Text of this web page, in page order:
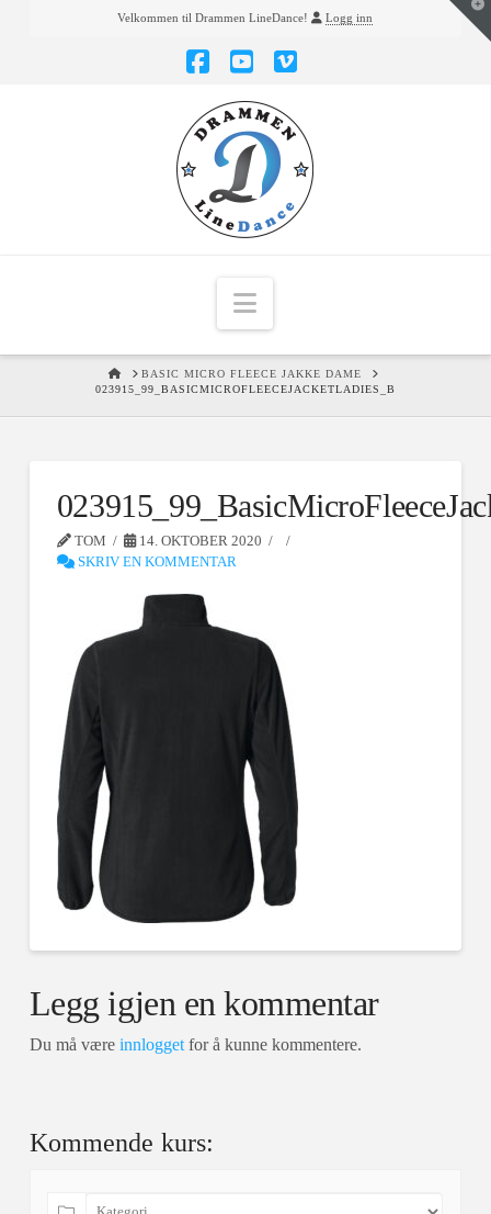
Velkommen til Drammen LineDance! Logg inn
Navigation
HOMEBASIC MICRO FLEECE JAKKE DAME
023915_99_BASICMICROFLEECEJACKETLADIES_B
TOM
14. OKTOBER 2020
SKRIV EN KOMMENTAR
Legg igjen en kommentar
Du må være innloggetfor å kunne kommentere.
Kommende kurs: